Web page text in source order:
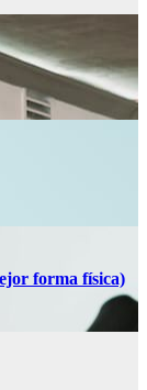
forma física)